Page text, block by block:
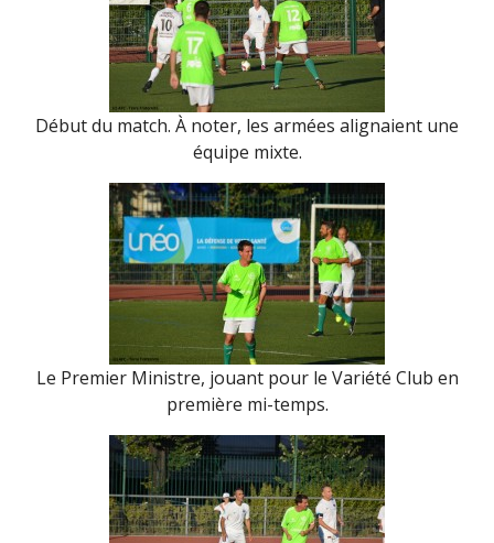
Début du match. À noter, les armées alignaient une
équipe mixte.
Le Premier Ministre, jouant pour le Variété Club en
première mi-temps.